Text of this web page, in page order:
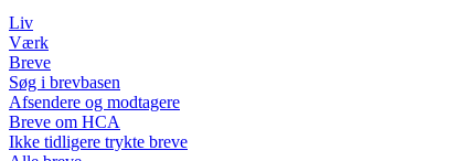
Liv
Værk
Breve
Søg i brevbasen
Afsendere og modtagere
Breve om HCA
Ikke tidligere trykte breve